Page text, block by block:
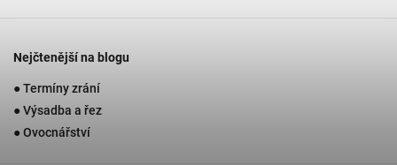
Nejčtenější na blogu
● Termíny zrání
● Výsadba a řez
● Ovocnářství